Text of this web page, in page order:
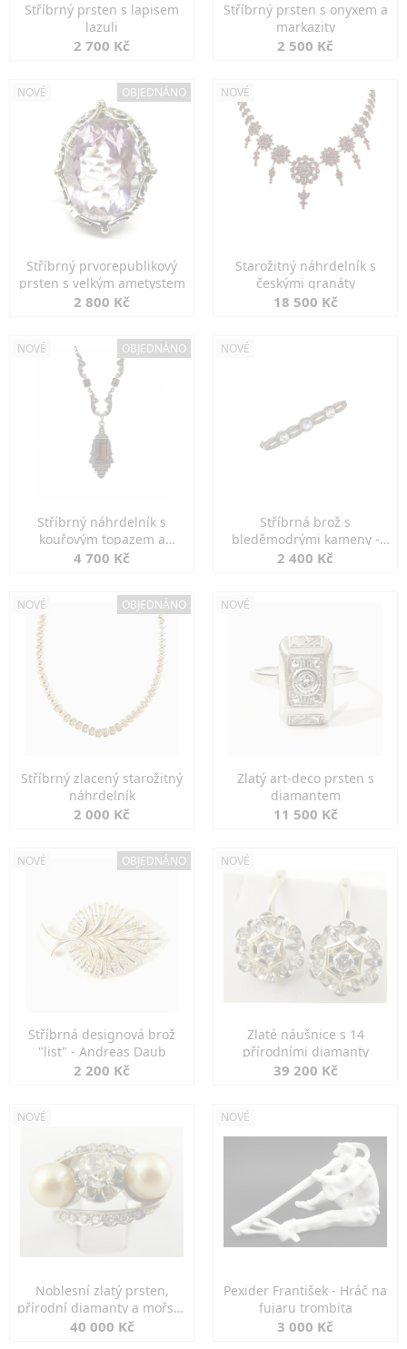
Stříbrný prsten s lapisem
lazuli
2 700 Kč
Stříbrný prsten s onyxem a
markazity
2 500 Kč
NOVÉ OBJEDNÁNO
Stříbrný prvorepublikový
prsten s velkým ametystem
2 800 Kč
NOVÉ
Starožitný náhrdelník s
českými granáty
18 500 Kč
NOVÉ OBJEDNÁNO
Stříbrný náhrdelník s
kouřovým topazem a
markazity
4 700 Kč
NOVÉ
Stříbrná brož s
bleděmodrými kameny -
jemná elegance
2 400 Kč
NOVÉ OBJEDNÁNO
Stříbrný zlacený starožitný
náhrdelník
2 000 Kč
NOVÉ
Zlatý art-deco prsten s
diamantem
11 500 Kč
NOVÉ OBJEDNÁNO
Stříbrná designová brož
"list" - Andreas Daub
2 200 Kč
NOVÉ
Zlaté náušnice s 14
přírodními diamanty
39 200 Kč
NOVÉ
Noblesní zlatý prsten,
přírodní diamanty a mořské
perly
40 000 Kč
NOVÉ
Pexider František - Hráč na
fujaru trombita
3 000 Kč